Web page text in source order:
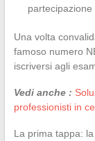
partecipazione
Una volta
famoso numero
iscriversi agli
Vedi anche :
professionisti in
La prima tappa: